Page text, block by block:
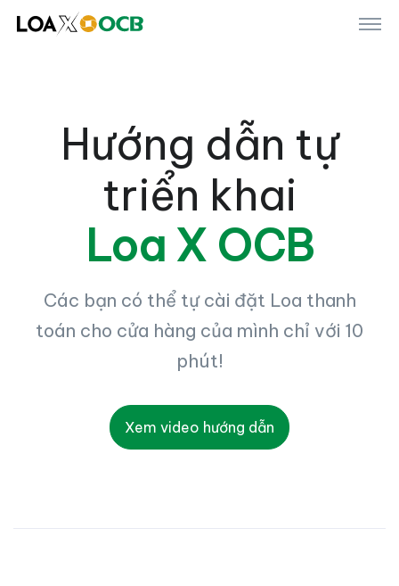
Hướng dẫn tự
triển khai
Loa X OCB
Các bạn có thể tự cài đặt Loa thanh
toán cho cửa hàng của mình chỉ với 10
phút!
Xem video hướng dẫn